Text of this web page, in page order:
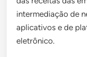
intermediação de
aplicativos e de
eletrônico.